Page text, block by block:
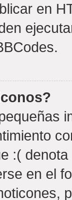
en
:(
en el